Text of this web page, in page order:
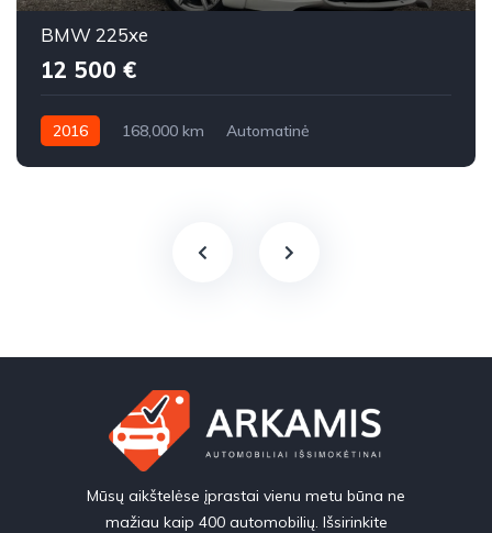
BMW 225xe
12 500 €
2016 168,000 km
Automatinė
Mūsų aikštelėse įprastai vienu metu būna ne
mažiau kaip 400 automobilių. Išsirinkite